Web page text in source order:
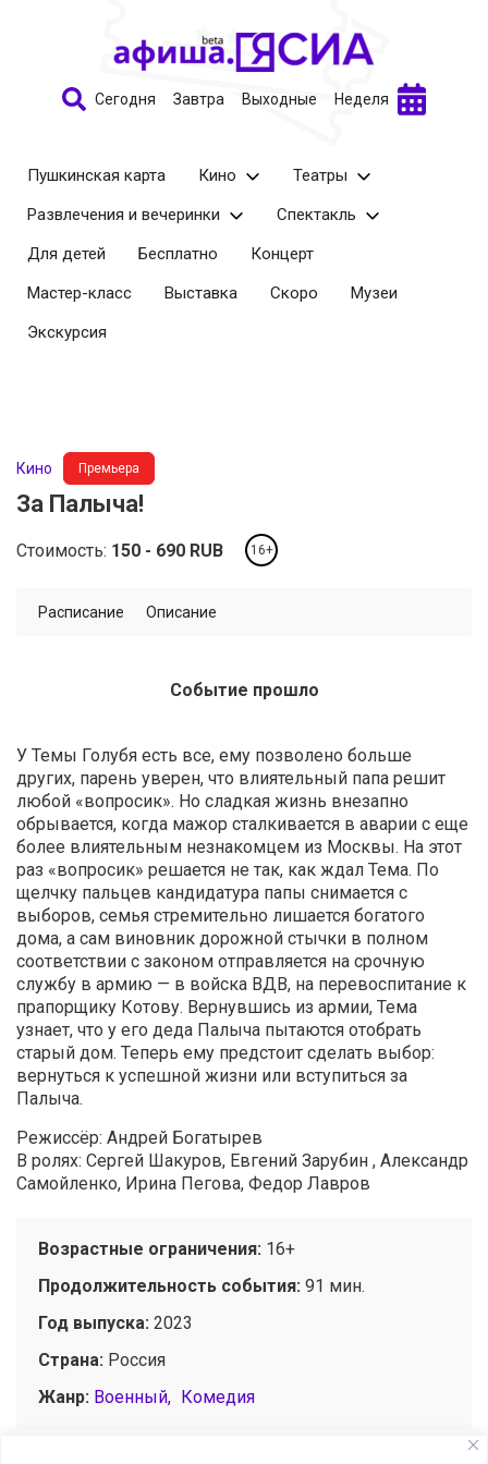
Сегодня Завтра Выходные Неделя
Пушкинская карта Кино
Театры
Развлечения и вечеринки
Спектакль
Для детей
Бесплатно
Концерт
Мастер-класс
Выставка Скоро
Музеи
Экскурсия
Кино Премьера
За Палыча!
Стоимость: 150 690 RUB 16+
Расписание Описание
Событие прошло
У Темы Голубя есть все, ему позволено больше
других, парень уверен, что влиятельный папа решит
любой «вопросик». Но сладкая жизнь внезапно
обрывается, когда мажор сталкивается в аварии с еще
более влиятельным незнакомцем из Москвы. На этот
раз «вопросик» решается не так, как ждал Тема. По
щелчку пальцев кандидатура папы снимается с
выборов, семья стремительно лишается богатого
дома, а сам виновник дорожной стычки в полном
соответствии с законом отправляется на срочную
службу в армию — в войска ВДВ, на перевоспитание к
прапорщику Котову. Вернувшись из армии, Тема
узнает, что у его деда Палыча пытаются отобрать
старый дом. Теперь ему предстоит сделать выбор:
вернуться к успешной жизни или вступиться за
Палыча.
Режиссёр: Андрей Богатырев
В ролях: Сергей Шакуров, Евгений Зарубин , Александр
Самойленко, Ирина Пегова, Федор Лавров
Возрастные ограничения: 16+
Продолжительность события: 91 мин.
Год выпуска: 2023
Страна: Россия
Жанр: Военный Комедия